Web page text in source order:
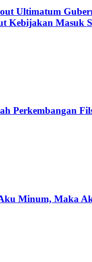
Ultimatum
Kebijakan Masuk
Perkembangan
Minum, Maka